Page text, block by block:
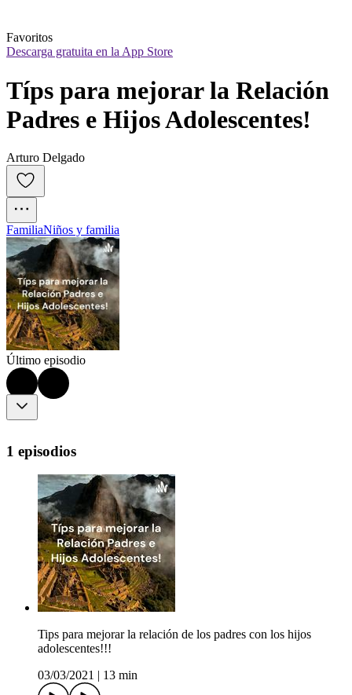
Favoritos
Descarga gratuita en la App Store
Típs para mejorar la Relación
Padres e Hijos Adolescentes!
Arturo Delgado
FamiliaNiños y familia
Último episodio
1 episodios
Tips para mejorar la relación de los padres con los hijos
adolescentes!!!
03/03/2021
13 min